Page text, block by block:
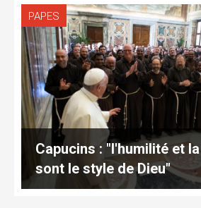
PAPES
Capucins : "l'humilité et
sont le style de Dieu"